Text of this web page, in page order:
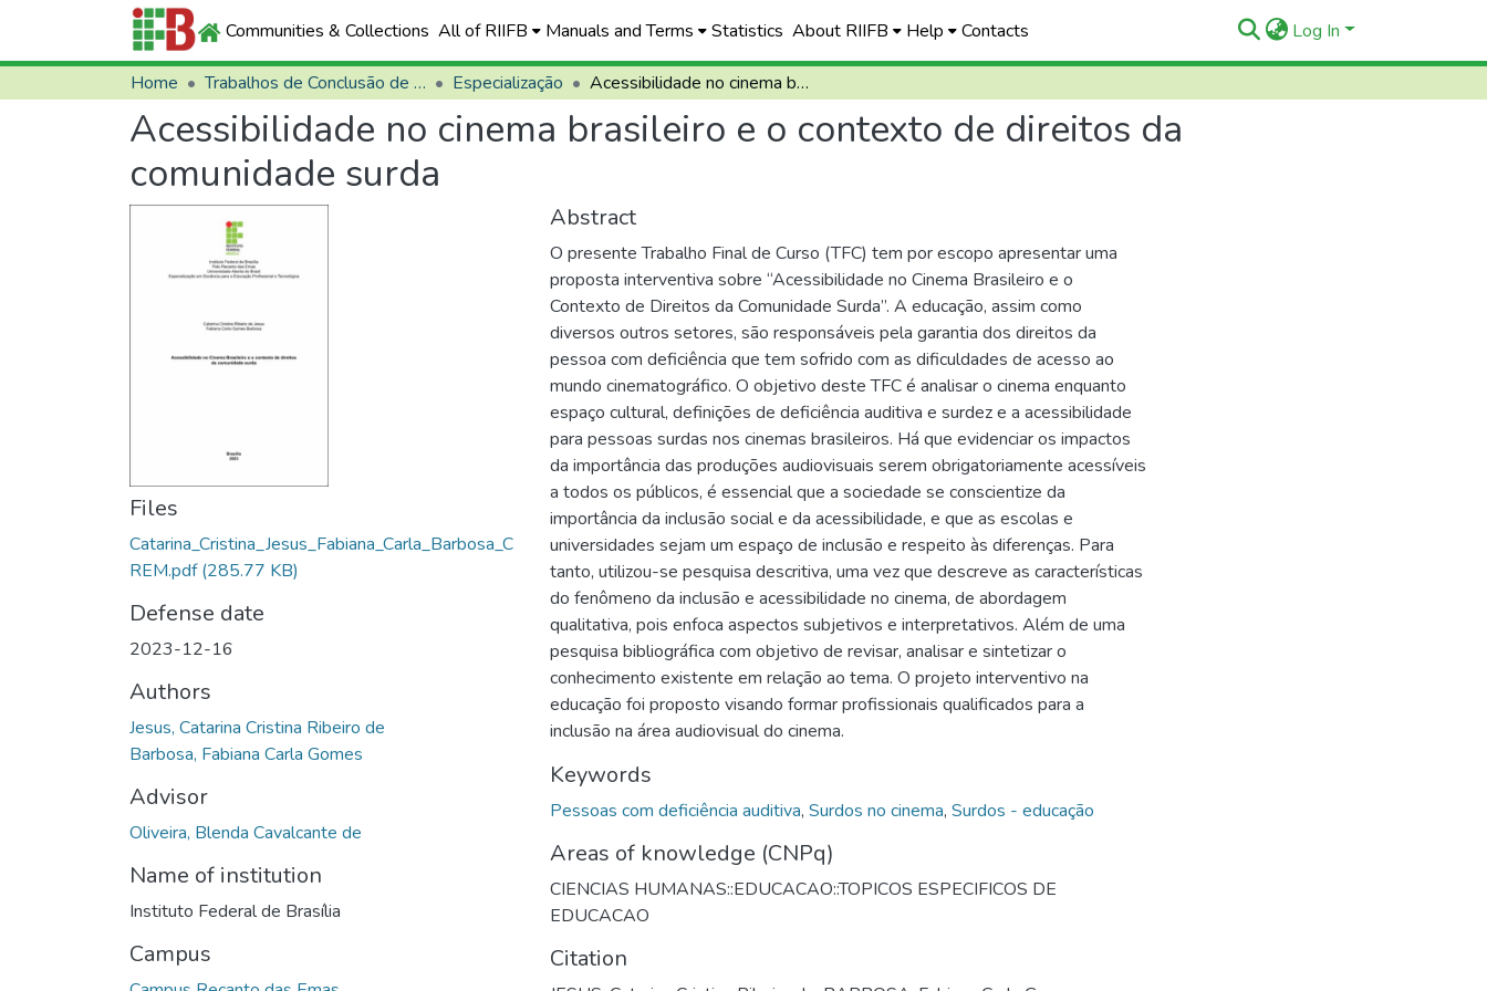
Communities & Collections All of RIIFB Manuals and Terms Statistics About RIIFB Help Contacts Log In
Home Trabalhos de Conclusão de Curso (TCCs) Especialização Acessibilidade no cinema brasileiro e o contexto de direitos da comunidade surda
Acessibilidade no cinema brasileiro e o contexto de direitos da
comunidade surda
Files
Catarina_Cristina_Jesus_Fabiana_Carla_Barbosa_C
REM.pdf(285.77 KB)
Defense date
2023-12-16
Authors
Jesus, Catarina Cristina Ribeiro de
Barbosa, Fabiana Carla Gomes
Advisor
Oliveira, Blenda Cavalcante de
Name of institution
Instituto Federal de Brasília
Campus
Abstract
O presente Trabalho Final de Curso (TFC) tem por escopo apresentar uma
proposta interventiva sobre “Acessibilidade no Cinema Brasileiro e o
Contexto de Direitos da Comunidade Surda”. A educação, assim como
diversos outros setores, são responsáveis pela garantia dos direitos da
pessoa com deficiência que tem sofrido com as dificuldades de acesso ao
mundo cinematográfico. O objetivo deste TFC é analisar o cinema enquanto
espaço cultural, definições de deficiência auditiva e surdez e a acessibilidade
para pessoas surdas nos cinemas brasileiros. Há que evidenciar os impactos
da importância das produções audiovisuais serem obrigatoriamente acessíveis
a todos os públicos, é essencial que a sociedade se conscientize da
importância da inclusão social e da acessibilidade, e que as escolas e
universidades sejam um espaço de inclusão e respeito às diferenças. Para
tanto, utilizou-se pesquisa descritiva, uma vez que descreve as características
do fenômeno da inclusão e acessibilidade no cinema, de abordagem
qualitativa, pois enfoca aspectos subjetivos e interpretativos. Além de uma
pesquisa bibliográfica com objetivo de revisar, analisar e sintetizar o
conhecimento existente em relação ao tema. O projeto interventivo na
educação foi proposto visando formar profissionais qualificados para a
inclusão na área audiovisual do cinema.
Keywords
Pessoas com deficiência auditiva, Surdos no cinema, Surdos - educação
Areas of knowledge (CNPq)
CIENCIAS HUMANAS::EDUCACAO::TOPICOS ESPECIFICOS DE
EDUCACAO
Citation